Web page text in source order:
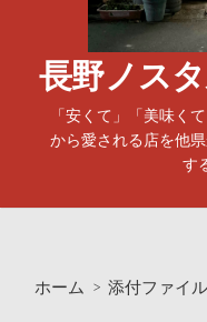
長野ノス
「安くて」「美味く
から愛される店を他
す
ホーム > 添付ファイル